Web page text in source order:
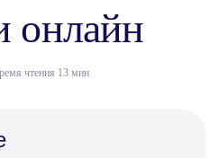
онлайн
чтения 13 мин